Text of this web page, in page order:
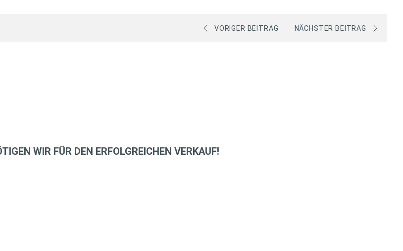
VORIGER BEITRAG NÄCHSTER BEITRAG
WIR FÜR DEN ERFOLGREICHEN VERKAUF!